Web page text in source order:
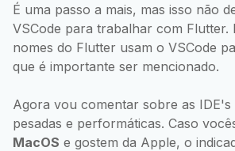
É uma passo a mais, mas isso não
VSCode para trabalhar com Flutter.
nomes do Flutter usam o VSCode
que é importante ser mencionado.
Agora vou comentar sobre as IDE's
pesadas e performáticas. Caso
MacOS e gostem da Apple, o